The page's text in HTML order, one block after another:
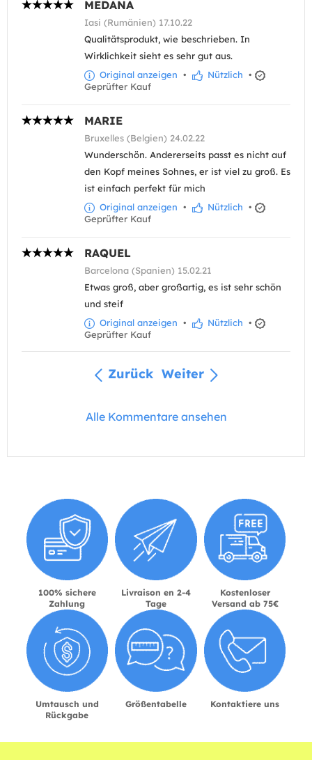
MEDANA
Iasi (Rumänien) 17.10.22
Qualitätsprodukt, wie beschrieben. In
Wirklichkeit sieht es sehr gut aus.
Original anzeigen • Nützlich •
Geprüfter Kauf
MARIE
Bruxelles (Belgien) 24.02.22
Wunderschön. Andererseits passt es nicht auf
den Kopf meines Sohnes, er ist viel zu groß. Es
ist einfach perfekt für mich
Original anzeigen • Nützlich •
Geprüfter Kauf
RAQUEL
Barcelona (Spanien) 15.02.21
Etwas groß, aber großartig, es ist sehr schön
und steif
Original anzeigen • Nützlich •
Geprüfter Kauf
Zurück Weiter
Alle Kommentare ansehen
100% sichere
Zahlung
Livraison en 2-4
Tage
Kostenloser
Versand ab 75€
Umtausch und
Rückgabe
Größentabelle Kontaktiere uns